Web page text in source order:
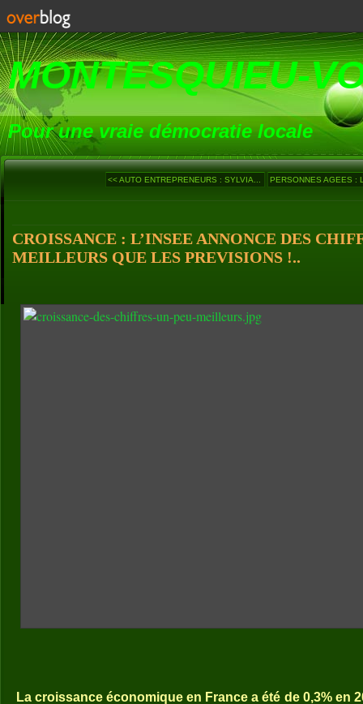
MONTESQUIEU-
Pour une vraie démocratie locale
<< AUTO ENTREPRENEURS : SYLVIA... PERSONNES AGEES :
CROISSANCE : L’INSEE ANNONCE DES
MEILLEURS QUE LES PREVISIONS !..
La croissance économique en France a été de 0,3% en